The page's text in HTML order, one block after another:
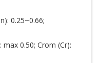
0.25~0.66;
max 0.50; Crom (Cr):